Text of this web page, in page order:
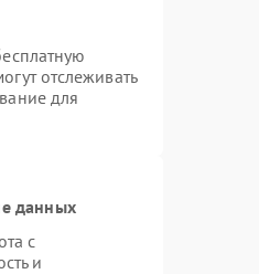
отслеживать
для
данных
с
и